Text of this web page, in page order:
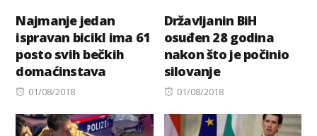
Najmanje jedan
ispravan bicikl ima 61
posto svih bečkih
domaćinstava
Posted
01/08/2018
Državljanin BiH
osuđen 28 godina
nakon što je počinio
silovanje
Posted
01/08/2018